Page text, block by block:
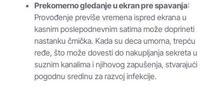
Prekomerno gledanje u ekran pre spavanja:
Provođenje previše vremena ispred ekrana u
kasnim poslepodnevnim satima može doprineti
nastanku čmička. Kada su deca umorna, trepću
ređe, što može dovesti do nakupljanja sekreta u
suznim kanalima i njihovog zapušenja, stvarajući
pogodnu sredinu za razvoj infekcije.